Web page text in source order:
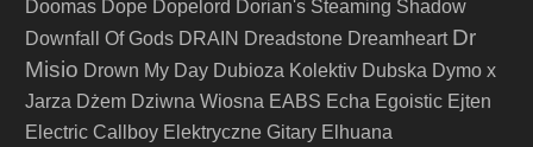
Doomas Dope Dopelord Dorian's Steaming Shadow
Downfall Of Gods DRAIN Dreadstone Dreamheart Dr
Misio Drown My Day Dubioza Kolektiv Dubska Dymo x
Jarza Dżem Dziwna Wiosna EABS Echa Egoistic Ejten
Electric Callboy Elektryczne Gitary Elhuana